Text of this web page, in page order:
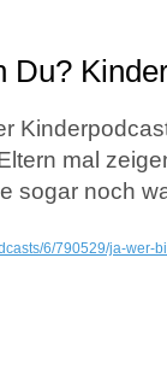
Du?
mal
sogar noch